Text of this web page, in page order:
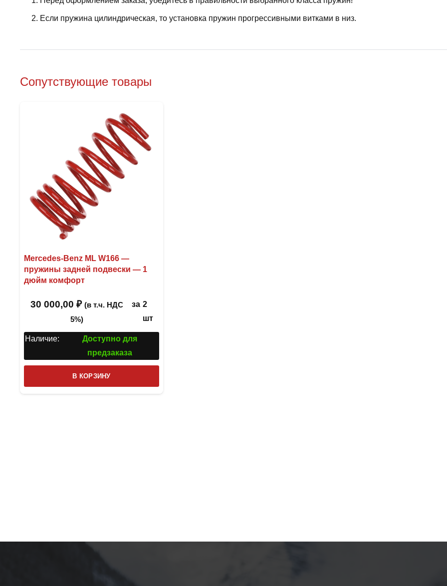
Если пружина цилиндрическая, то установка пружин прогрессивными витками в низ.
Сопутствующие товары
Mercedes-Benz ML W166 —
пружины задней подвески — 1
дюйм комфорт
30 000,00 ₽ (в т.ч. НДС
5%)
за 2
шт
Наличие:
Доступно для
предзаказа
В КОРЗИНУ